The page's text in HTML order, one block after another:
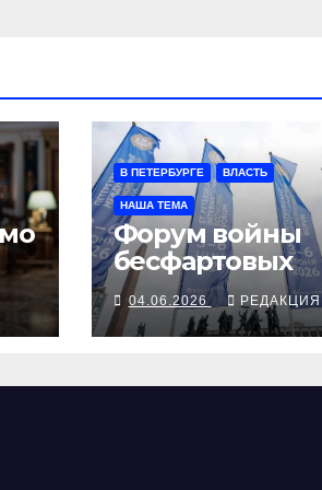
В ПЕТЕРБУРГЕ ВЛАСТЬ
НАША ТЕМА
Форум войны
бесфартовых
04.06.2026 РЕДАКЦИЯ